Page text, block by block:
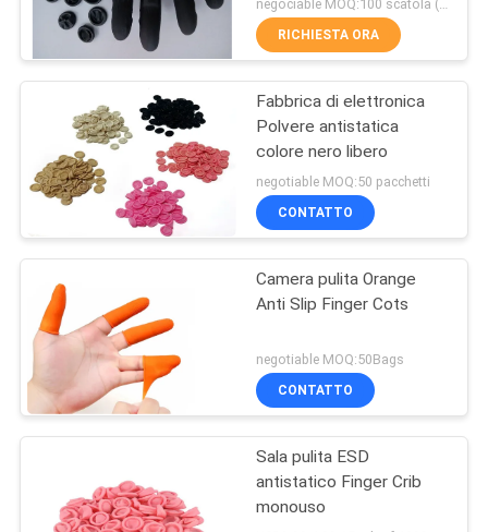
SITO
PRIVACY
POLICYRotolo del
tergicristallo dello
stampino
59
Il locale senza
polvere ESD
presiede
negociable MOQ:100 scatola (100/box)
RICHIESTA ORA
Fabbrica di elettronica
Polvere antistatica
colore nero libero
negotiable MOQ:50 pacchetti
CONTATTO
Camera pulita Orange
Anti Slip Finger Cots
negotiable MOQ:50Bags
CONTATTO
Sala pulita ESD
antistatico Finger Crib
monouso